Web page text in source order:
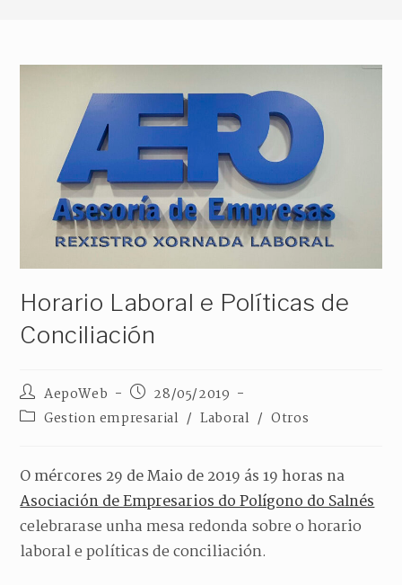
Horario Laboral e Políticas de
Conciliación
AepoWeb
28/05/2019
Gestion empresarial / Laboral / Otros
O mércores 29 de Maio de 2019 ás 19 horas na
Asociación de Empresarios do Polígono do Salnés
celebrarase unha mesa redonda sobre o horario
laboral e políticas de conciliación.